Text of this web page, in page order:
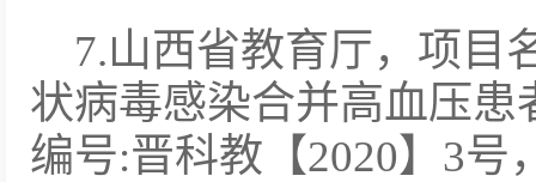
7.山西省教育厅， 项目
状病毒感染合并高血压
编号:晋科教【2020】3号